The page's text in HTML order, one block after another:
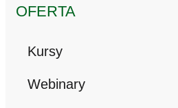
OFERTA
Kursy
Webinary